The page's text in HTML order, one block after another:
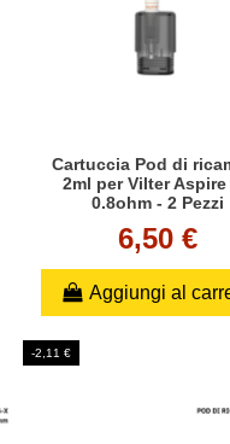
Cartuccia Pod di
2ml per Vilter Aspire
0.8ohm - 2 Pezzi
6,50 €
Aggiungi al
-2,11 €